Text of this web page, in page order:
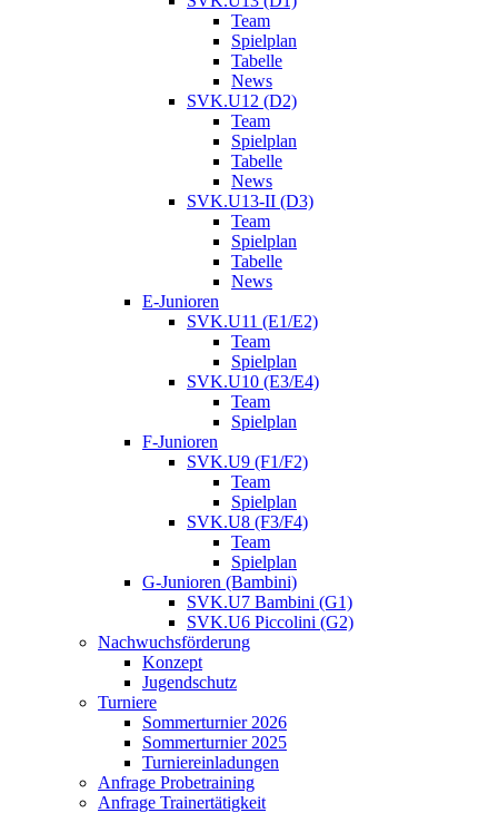
Team
Spielplan
Tabelle
News
SVK.U12 (D2)
Team
Spielplan
Tabelle
News
SVK.U13-II (D3)
Team
Spielplan
Tabelle
News
E-Junioren
SVK.U11 (E1/E2)
Team
Spielplan
SVK.U10 (E3/E4)
Team
Spielplan
F-Junioren
SVK.U9 (F1/F2)
Team
Spielplan
SVK.U8 (F3/F4)
Team
Spielplan
G-Junioren (Bambini)
SVK.U7 Bambini (G1)
SVK.U6 Piccolini (G2)
Nachwuchsförderung
Konzept
Jugendschutz
Turniere
Sommerturnier 2026
Sommerturnier 2025
Turniereinladungen
Anfrage Probetraining
Anfrage Trainertätigkeit